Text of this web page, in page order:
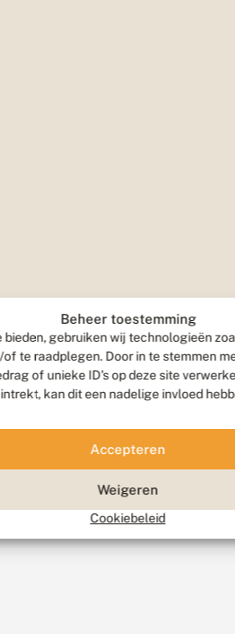
Beheer toestemming
bieden, gebruiken wij technologieën
te raadplegen. Door in te stemmen
of unieke ID's op deze site
kan dit een nadelige invloed
Accepteren
Weigeren
Cookiebeleid